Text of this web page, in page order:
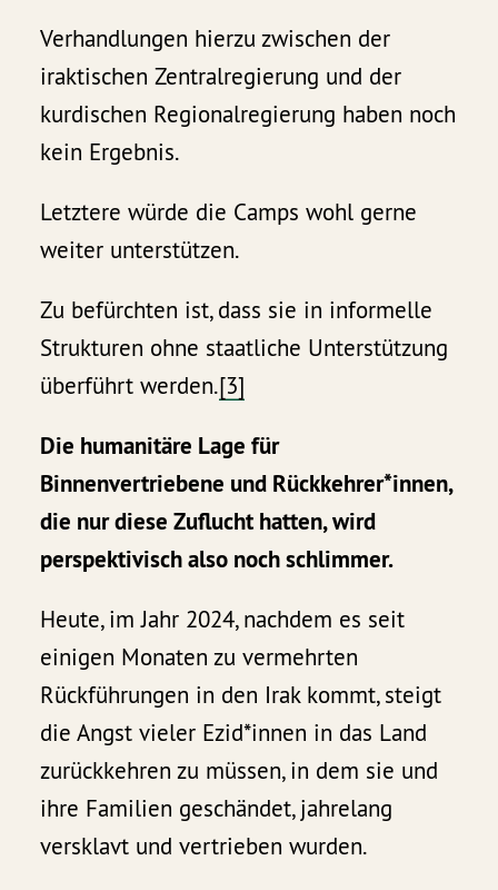
Verhandlungen hierzu zwischen der
iraktischen Zentralregierung und der
kurdischen Regionalregierung haben noch
kein Ergebnis.
Letztere würde die Camps wohl gerne
weiter unterstützen.
Zu befürchten ist, dass sie in informelle
Strukturen ohne staatliche Unterstützung
überführt werden.[3]
Die humanitäre Lage für
Binnenvertriebene und Rückkehrer*innen,
die nur diese Zuflucht hatten, wird
perspektivisch also noch schlimmer.
Heute, im Jahr 2024, nachdem es seit
einigen Monaten zu vermehrten
Rückführungen in den Irak kommt, steigt
die Angst vieler Ezid*innen in das Land
zurückkehren zu müssen, in dem sie und
ihre Familien geschändet, jahrelang
versklavt und vertrieben wurden.